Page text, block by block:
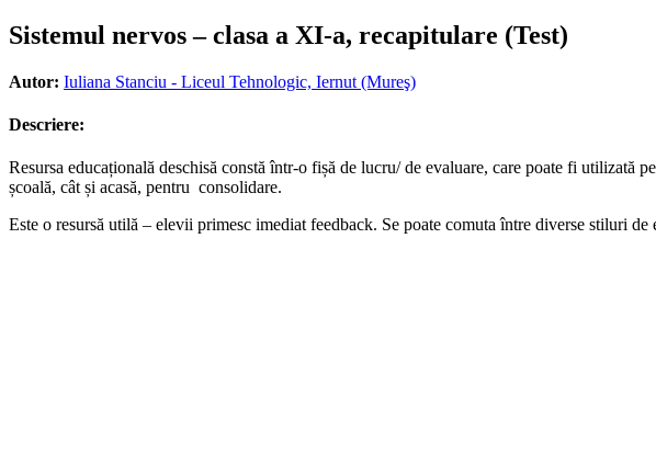
Sistemul nervos – clasa a XI-a, recapitulare (Test)
Autor: Iuliana Stanciu - Liceul Tehnologic, Iernut (Mureş)
Descriere:
Resursa educațională deschisă constă într-o fișă de lucru/ de evaluare, care poate fi utilizată
școală, cât și acasă, pentru consolidare.
Este o resursă utilă – elevii primesc imediat feedback. Se poate comuta între diverse stiluri de